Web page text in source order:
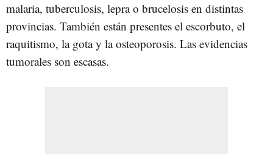
malaria, tuberculosis, lepra o brucelosis en distintas
provincias. También están presentes el escorbuto, el
raquitismo, la gota y la osteoporosis. Las evidencias
tumorales son escasas.